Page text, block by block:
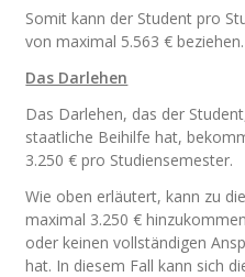
Somit kann der Student pro
von maximal 5.563 € beziehen.
Das Darlehen
Das Darlehen, das der
staatliche Beihilfe hat,
3.250 € pro Studiensemester.
Wie oben erläutert, kann zu
maximal 3.250 €
oder keinen vollständigen
hat. In diesem Fall kann sich